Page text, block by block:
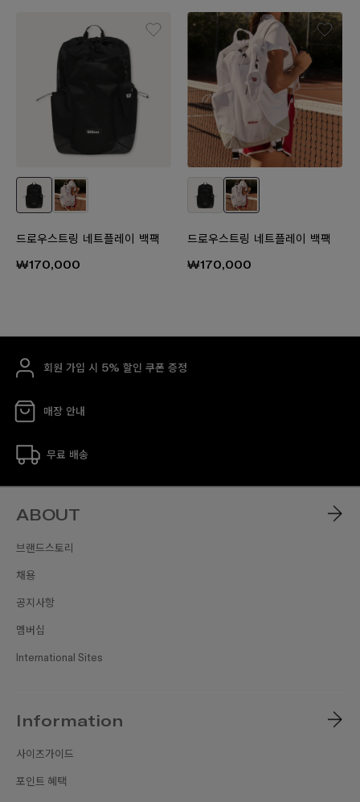
드로우스트링 네트플레이 백팩
₩170,000
드로우스트링 네트플레이 백팩
₩170,000
회원 가입 시 5% 할인 쿠폰 증정
매장 안내
무료 배송
ABOUT
브랜드스토리
채용
공지사항
멤버십
International Sites
Information
사이즈가이드
포인트 혜택